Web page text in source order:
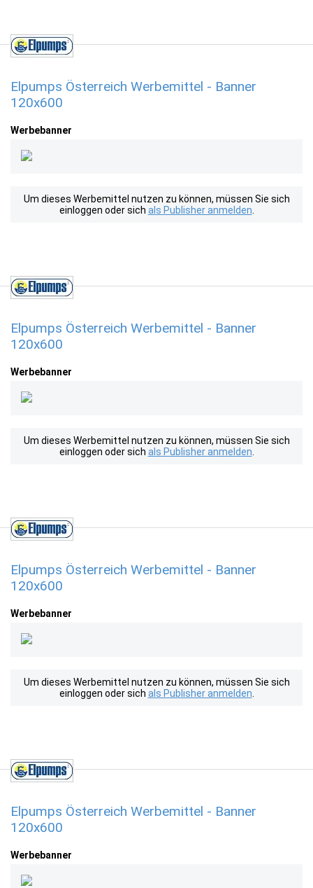
Elpumps Österreich Werbemittel - Banner
120x600
Werbebanner
Um dieses Werbemittel nutzen zu können, müssen Sie sich
einloggen oder sich als Publisher anmelden
Elpumps Österreich Werbemittel - Banner
120x600
Werbebanner
Um dieses Werbemittel nutzen zu können, müssen Sie sich
einloggen oder sich als Publisher anmelden
Elpumps Österreich Werbemittel - Banner
120x600
Werbebanner
Um dieses Werbemittel nutzen zu können, müssen Sie sich
einloggen oder sich als Publisher anmelden
Elpumps Österreich Werbemittel - Banner
120x600
Werbebanner